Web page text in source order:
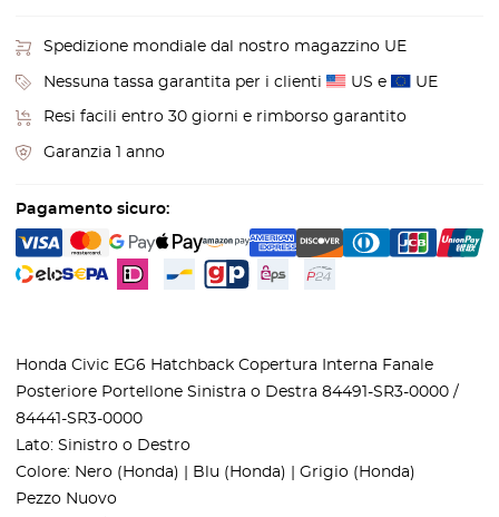
Spedizione mondiale dal nostro magazzino UE
Nessuna tassa garantita per i clienti US e UE
Resi facili entro 30 giorni e rimborso garantito
Garanzia 1 anno
Pagamento sicuro:
Honda Civic EG6 Hatchback Copertura Interna Fanale
Posteriore Portellone Sinistra o Destra 84491-SR3-0000 /
84441-SR3-0000
Lato: Sinistro o Destro
Colore: Nero (Honda) | Blu (Honda) | Grigio (Honda)
Pezzo Nuovo